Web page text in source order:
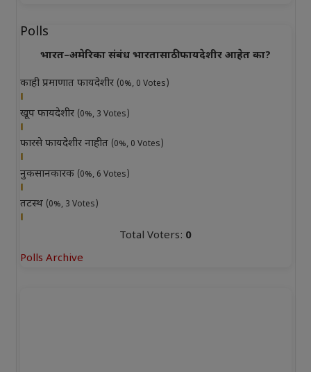
Polls
भारत–अमेरिका संबंध भारतासाठी फायदेशीर आहेत का?
काही प्रमाणात फायदेशीर (0%, 0 Votes)
खूप फायदेशीर (0%, 3 Votes)
फारसे फायदेशीर नाहीत (0%, 0 Votes)
नुकसानकारक (0%, 6 Votes)
तटस्थ (0%, 3 Votes)
Total Voters: 0
Polls Archive